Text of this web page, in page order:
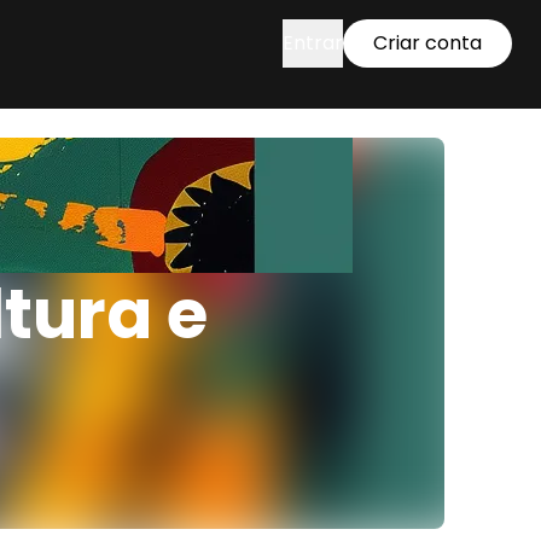
Criar conta
e